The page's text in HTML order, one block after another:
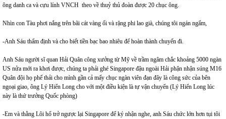
ông danh ca và cựu lính VNCH theo về thuỷ thủ đoàn được 20 chục ông.
Nhìn con Tàu phơi nắng trên bãi cát vàng ối và rặng phi lao già, chúng tôi ngán ngẩm,
-Anh Sáu thẩm định và cho biết tiền bạc bao nhiêu để hoàn thành chuyến đi.
Anh Sáu người sĩ quan Hải Quân công xưởng từ Mỹ về trầm ngâm chắc khoảng 5000 ngàn
US nửa mới ra khơi được, chúng ta phải ghé Singapore đậu ngoài Hải phận nhận súng M16
Quân đội họ phế thải cho mình gần cả mấy chục ngàn viên đạn đây là công sức của bên
ngoại giao, ông Lý Hiển Long cho với một điều kiện là tự vận chuyển (Lý Hiển Long lúc
này là thứ trưởng Quốc phòng)
-Em và thằng Lôi hổ trở ngược lại Singapore để ký nhận nghe, anh Sáu chức lớn hơn tụi tôi